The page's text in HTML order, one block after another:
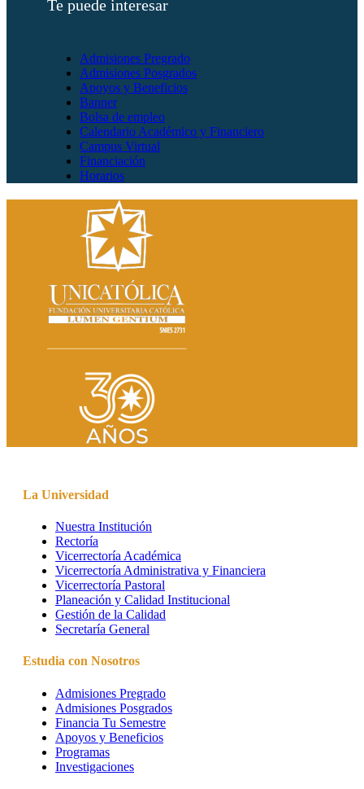
Te puede interesar
Admisiones Pregrado
Admisiones Posgrados
Apoyos y Beneficios
Banner
Bolsa de empleo
Calendario Académico y Financiero
Campus Virtual
Financiación
Horarios
La Universidad
Nuestra Institución
Rectoría
Vicerrectoría Académica
Vicerrectoría Administrativa y Financiera
Vicerrectoría Pastoral
Planeación y Calidad Institucional
Gestión de la Calidad
Secretaría General
Estudia con Nosotros
Admisiones Pregrado
Admisiones Posgrados
Financia Tu Semestre
Apoyos y Beneficios
Programas
Investigaciones